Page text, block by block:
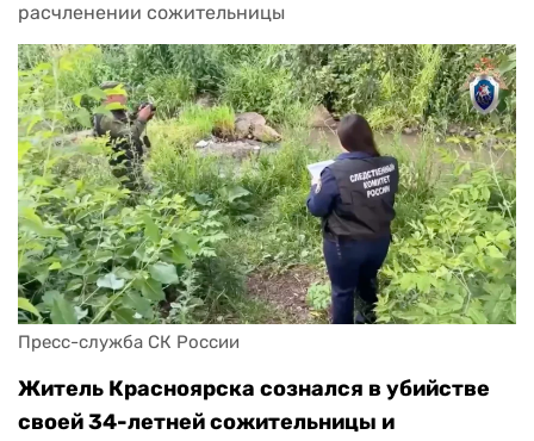
расчленении сожительницы
Пресс-служба СК России
Житель Красноярска сознался в убийстве
своей 34-летней сожительницы и